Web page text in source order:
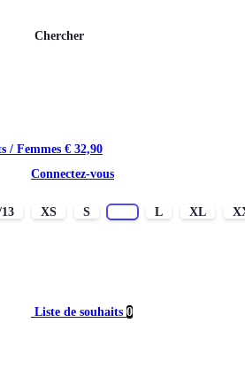
Chercher
Connectez-vous
Liste de souhaits 0
/ Femmes € 32,90
XS S L XL